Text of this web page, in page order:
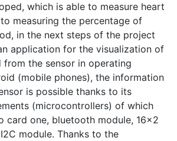
which is able to measure heart
measuring the percentage of
in the next steps of the project
application for the visualization of
the sensor in operating
(mobile phones), the information
is possible thanks to its
(microcontrollers) of which
card one, bluetooth module, 16x2
module. Thanks to the